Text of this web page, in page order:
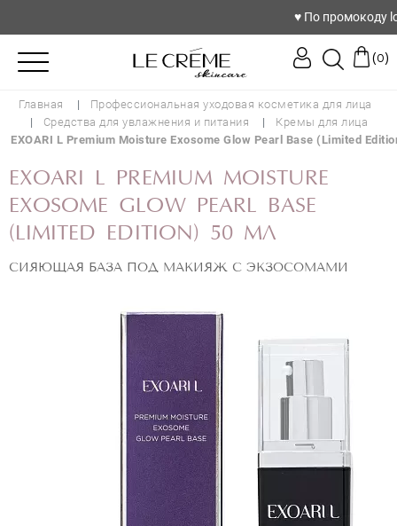
♥️ По промокоду love
(0)
Главная
Профессиональная уходовая косметика для лица
Средства для увлажнения и питания
Кремы для лица
EXOARI L Premium Moisture Exosome Glow Pearl Base (Limited
EXOARI L PREMIUM MOISTURE
EXOSOME GLOW PEARL BASE
(LIMITED EDITION) 50 МЛ
СИЯЮЩАЯ БАЗА ПОД МАКИЯЖ С ЭКЗОСОМАМИ